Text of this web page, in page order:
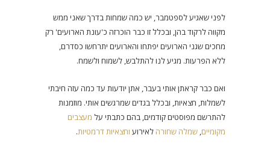
לפני שאגיע לספטמבר, יש כמה שמחות בדרך שאני ממש
מקווה לרקוד בהן, ובכלל זו כבר הוכרזה כ'עונת הארועים' רק
מחכים שגני הארועים יפתחו והארועים יתרחשו כסדרם,
ללא הפרעות. מגיע לנו להתלבש, לשמוח ולשמח.
ואם כבר קראתן אותי בעבר, אתן יודעות עד כמה עזה חיבתי
לשמלות, חצאיות, ובכלל בגדים שמרגשים אותי. מוזמנות
להתרשם מפוסטים קודמים, בהם כתבתי על מעצבים
מקומיים, שמלה שחורה לאירוע וחצאיות דרמטיות.